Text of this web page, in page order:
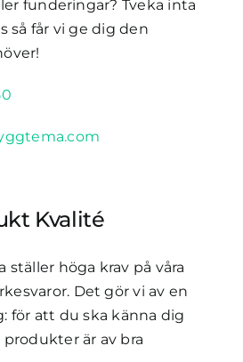
funderingar? Tveka inta
så får vi ge dig den
Kvalité
ställer höga krav på våra
Det gör vi av en
för att du ska känna dig
är av bra